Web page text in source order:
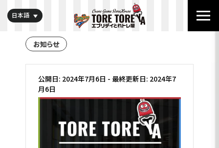
日本語
お知らせ
公開日: 2024年7月6日 - 最終更新日: 2024年7
月6日